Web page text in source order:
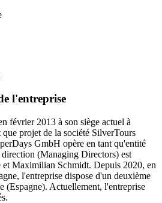
l'entreprise
février 2013 à son siège actuel à
projet de la société SilverTours
GmbH opère en tant qu'entité
(Managing Directors) est
et Maximilian Schmidt. Depuis 2020, en
l'entreprise dispose d'un deuxième
(Espagne). Actuellement, l'entreprise